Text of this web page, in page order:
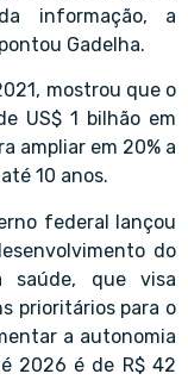
informação, a
Gadelha.
mostrou que o
US$ 1 bilhão em
ampliar em 20% a
10 anos.
federal lançou
do
saúde, que visa
prioritários para o
a autonomia
2026 é de R$ 42